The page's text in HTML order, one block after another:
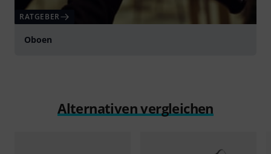
RATGEBER
Oboen
Alternativen vergleichen